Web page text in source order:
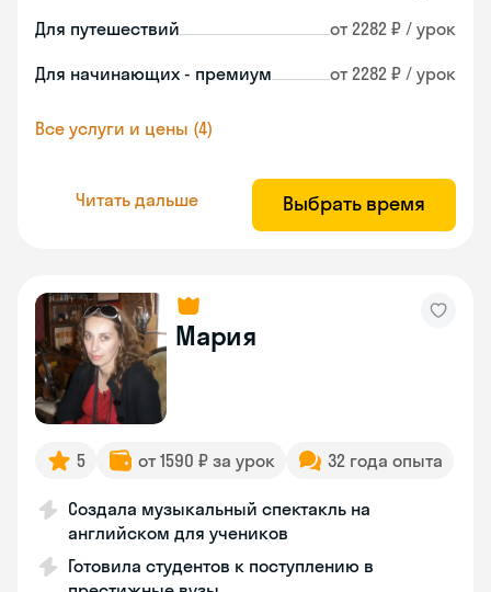
Для путешествий от 2282 ₽ / урок
Для начинающих - премиум от 2282 ₽ / урок
Все услуги и цены (4)
Читать дальше Выбрать время
Мария
5 от 1590 ₽ за урок 32 года опыта
Создала музыкальный спектакль на
английском для учеников
Готовила студентов к поступлению в